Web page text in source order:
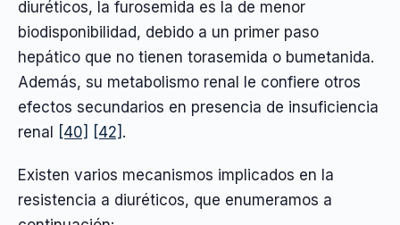
diuréticos, la furosemida es la de menor
biodisponibilidad, debido a un primer paso
hepático que no tienen torasemida o bumetanida.
Además, su metabolismo renal le confiere otros
efectos secundarios en presencia de insuficiencia
renal [40] [42] .
Existen varios mecanismos implicados en la
resistencia a diuréticos, que enumeramos a